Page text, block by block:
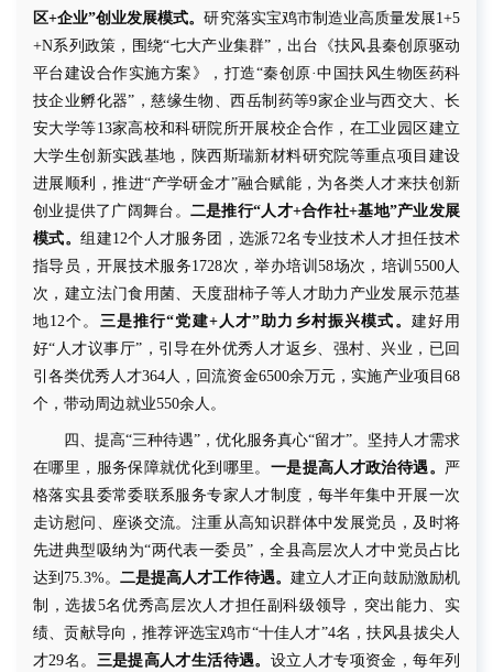
区+企业”创业发展模式。研究落实宝鸡市制造业高质量发展1+5
+N系列政策， 围绕“七大产业集群” ，出台《扶风县秦创原驱动
平台建设合作实施方案》，打造“秦创原·中国扶风生物医药科
技企业孵化器”，慈缘生物、西岳制药等9家企业与西交大、长
安大学等13家高校和科研院所开展校企合作，在工业园区建立
大学生创新实践基地，陕西斯瑞新材料研究院等重点项目建设
进展顺利，推进“产学研金才”融合赋能，为各类人才来扶创新
创业提供了广阔舞台。 二是推行“人才+合作社+基地”产业发展
模式。组建12个人才服务团，选派 72名专业技术人才担任技术
指导员，开展技术服务1728次，举办培训58场次，培训 5500人
次， 建立法门食用菌、天度甜柿子等人才助力产业发展示范基
地12个。 三是推行“党建+人才”助力乡村振兴模式。 建好用
好“人才议事厅”，引导在外优秀人才返乡、强村、兴业，已回
引各类优秀人才364人，回流资金6500余万元，实施产业项目68
个，带动周边就业550余人。
四、提高“三种待遇”，优化服务真心“留才”。 坚持人才需求
在哪里，服务保障就优化到哪里。 一是提高人才政治待遇。 严
格落实县委常委联系服务专家人才制度，每半年集中开展一次
走访慰问、座谈交流。注重从高知识群体中发展党员，及时将
先进典型吸纳为“两代表一委员”，全县高层次人才中党员占比
达到 75.3%。二是提高人才工作待遇。 建立人才正向鼓励激励机
制，选拔5名优秀高层次人才担任副科级领导， 突出能力、实
绩、贡献导向 ，推荐评选宝鸡市“十佳人才”4名，扶风县拔尖人
才29名。 三是提高人才生活待遇。 设立人才专项资金，每年列